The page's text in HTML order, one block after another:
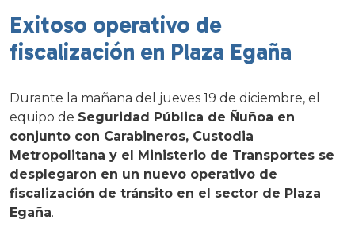
Exitoso operativo de
fiscalización en Plaza Egaña
Durante la mañana del jueves 19 de diciembre, el
equipo de Seguridad Pública de Ñuñoa en
conjunto con Carabineros, Custodia
Metropolitana y el Ministerio de Transportes se
desplegaron en un nuevo operativo de
fiscalización de tránsito en el sector de Plaza
Egaña.